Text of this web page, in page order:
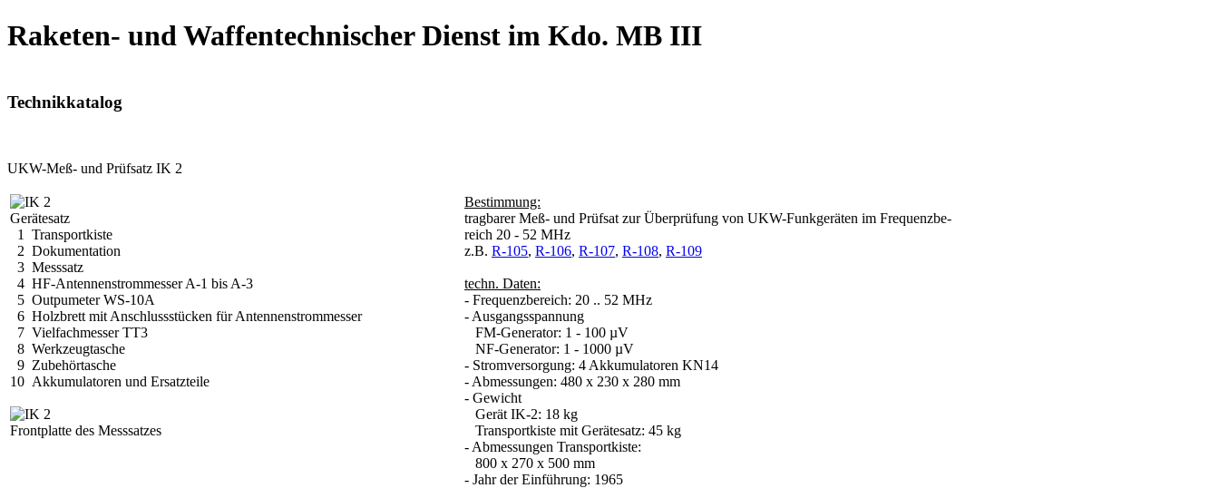
Raketen- und Waffentechnischer Dienst im Kdo. MB III
Technikkatalog
UKW-Meß- und Prüfsatz IK 2
Gerätesatz
1 Transportkiste
2 Dokumentation
3 Messsatz
4 HF-Antennenstrommesser A-1 bis A-3
5 Outpumeter WS-10A
6 Holzbrett mit Anschlussstücken für Antennenstrommesser
7 Vielfachmesser TT3
8 Werkzeugtasche
9 Zubehörtasche
10 Akkumulatoren und Ersatzteile
Frontplatte des Messsatzes
Bestimmung:
tragbarer Meß- und Prüfsat zur Überprüfung von UKW-Funkgeräten im Frequenzbe-
reich 20 - 52 MHz
z.B. R-105, R-106, R-107, R-108, R-109
techn. Daten:
- Frequenzbereich: 20 .. 52 MHz
- Ausgangsspannung
FM-Generator: 1 - 100 µV
NF-Generator: 1 - 1000 µV
- Stromversorgung: 4 Akkumulatoren KN14
- Abmessungen: 480 x 230 x 280 mm
- Gewicht
Gerät IK-2: 18 kg
Transportkiste mit Gerätesatz: 45 kg
- Abmessungen Transportkiste:
800 x 270 x 500 mm
- Jahr der Einführung: 1965